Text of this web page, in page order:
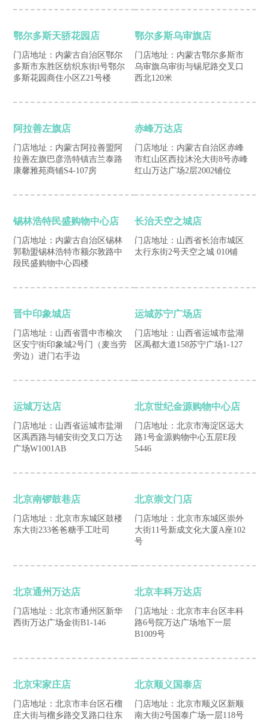
鄂尔多斯天骄花园店
门店地址：内蒙古自治区鄂尔
多斯市东胜区纺织东街l号鄂尔
多斯花园商住小区Z21号楼
鄂尔多斯乌审旗店
门店地址：内蒙古鄂尔多斯市
乌审旗乌审街与锡尼路交叉口
西北120米
阿拉善左旗店
门店地址：内蒙古阿拉善盟阿
拉善左旗巴彦浩特镇吉兰泰路
康馨雅苑商铺S4-107房
赤峰万达店
门店地址：内蒙古自治区赤峰
市红山区西拉沐沦大街8号赤峰
红山万达广场2层2002铺位
锡林浩特民盛购物中心店
门店地址：内蒙古自治区锡林
郭勒盟锡林浩特市额尔敦路中
段民盛购物中心四楼
长治天空之城店
门店地址：山西省长治市城区
太行东街2号天空之城 010铺
晋中印象城店
门店地址：山西省晋中市榆次
区安宁街印象城2号门（麦当劳
旁边）进门右手边
运城苏宁广场店
门店地址：山西省运城市盐湖
区禹都大道158苏宁广场1-127
运城万达店
门店地址：山西省运城市盐湖
区禹西路与铺安街交叉口万达
广场W1001AB
北京世纪金源购物中心店
门店地址：北京市海淀区远大
路1号金源购物中心五层E段
5446
北京南锣鼓巷店
门店地址：北京市东城区鼓楼
东大街233爸爸糖手工吐司
北京崇文门店
门店地址：北京市东城区崇外
大街11号新成文化大厦A座102
号
北京通州万达店
门店地址：北京市通州区新华
西街万达广场金街B1-146
北京丰科万达店
门店地址：北京市丰台区丰科
路6号院万达广场地下一层
B1009号
北京宋家庄店
门店地址：北京市丰台区石榴
庄大街与榴乡路交叉路口往东
北京顺义国泰店
门店地址：北京市顺义区新顺
南大街2号国泰广场一层118号